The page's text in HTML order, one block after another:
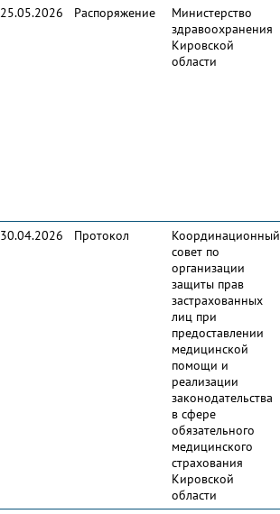
25.05.2026 Распоряжение
Министерство
здравоохранения
Кировской
области
30.04.2026 Протокол
Координационный
совет по
организации
защиты прав
застрахованных
лиц при
предоставлении
медицинской
помощи и
реализации
законодательства
в сфере
обязательного
медицинского
страхования
Кировской
области